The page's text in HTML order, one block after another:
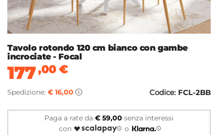
Tavolo rotondo 120 cm bianco con gambe
incrociate - Focal
177,00€
Spedizione: € 16,00 Codice: FCL-2BB
Paga a rate da € 59,00 senza interessi
con
o